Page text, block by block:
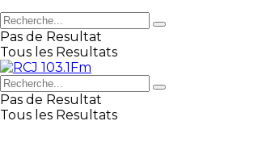
Pas de Resultat
Tous les Resultats
Pas de Resultat
Tous les Resultats